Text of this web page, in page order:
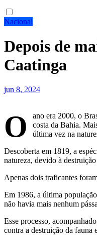
Nacional
Depois de
Caatinga
jun 8, 2024
O
ano era 2000, o
costa da Bahia.
última vez na
Descoberta em 1819, a
natureza, devido à
Apenas dois traficantes
Em 1986, a última
não havia mais nenhum
Esse processo,
contra a destruição da fauna